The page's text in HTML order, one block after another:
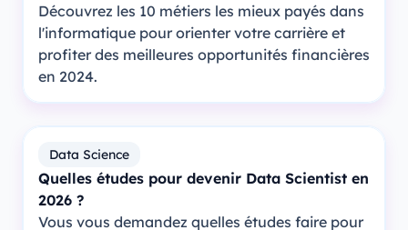
Découvrez les 10 métiers les mieux payés dans
l'informatique pour orienter votre carrière et
profiter des meilleures opportunités financières
en 2024.
Data Science
Quelles études pour devenir Data Scientist en
2026 ?
Vous vous demandez quelles études faire pour